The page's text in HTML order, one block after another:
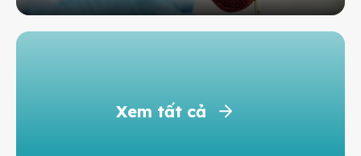
Xem tất cả